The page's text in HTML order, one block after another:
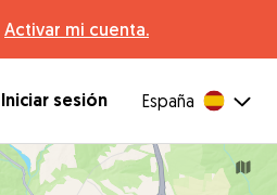
Activar mi cuenta.
Iniciar sesión España